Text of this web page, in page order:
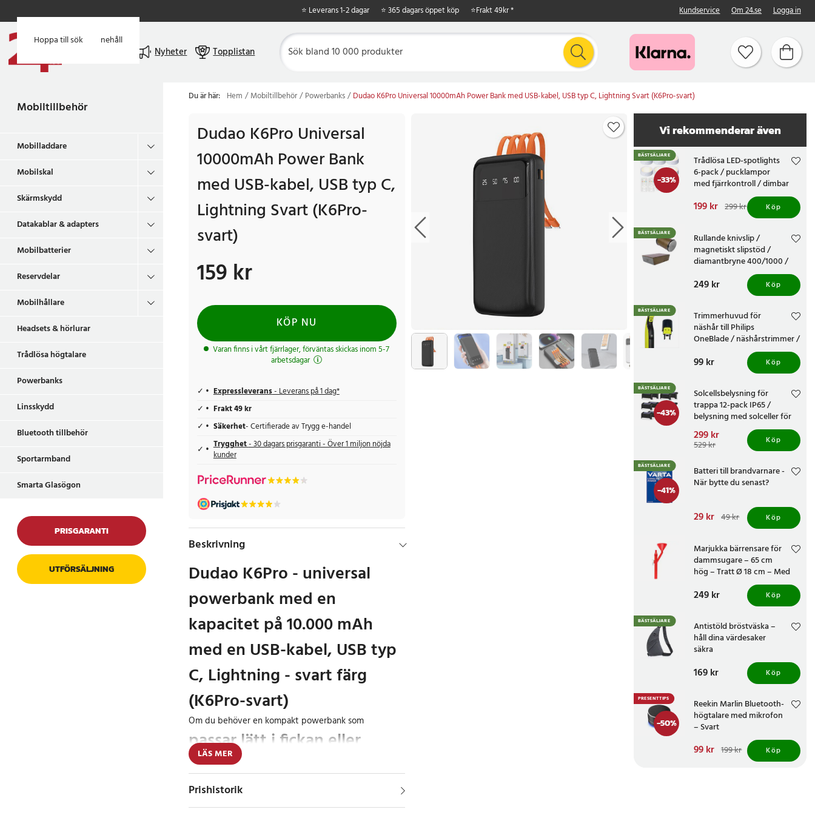
Hoppa till huvudinnehåll
Hoppa till sök
⭐ Leverans 1-2 dagar ⭐ 365 dagars öppet köp ⭐Frakt 49kr * Kundservice Om 24.se Logga in
Nyheter Topplistan
Mobiltillbehör
Mobilladdare
Mobilskal
Skärmskydd
Datakablar & adapters
Mobilbatterier
Reservdelar
Mobilhållare
Headsets & hörlurar
Trådlösa högtalare
Powerbanks
Linsskydd
Bluetooth tillbehör
Sportarmband
Smarta Glasögon
PRISGARANTI
UTFÖRSÄLJNING
Du är här: Hem Mobiltillbehör Powerbanks Dudao K6Pro Universal 10000mAh Power Bank med USB-kabel, USB typ C, Lightning Svart (K6Pro-svart)
Dudao K6Pro Universal
10000mAh Power Bank
med USB-kabel, USB typ C,
Lightning Svart (K6Pro-
svart)
Pris:159 kr
159 kr
KÖP NU
Varan finns i vårt fjärrlager, förväntas skickas inom 5-7
arbetsdagar
Expressleverans- Leverans på 1 dag*
Frakt 49 kr
Säkerhet- Certifierade av Trygg e-handel
Trygghet- 30 dagars prisgaranti - Över 1 miljon nöjda
kunder
Beskrivning
Dudao K6Pro - universal
powerbank med en
kapacitet på 10.000 mAh
med en USB-kabel, USB typ
C, Lightning - svart färg
(K6Pro-svart)
Om du behöver en kompakt powerbank som
passar lätt i fickan eller
väskan
, överväga Dudao K6Pro. Denna powerbank är
LÄS MER
Prishistorik
Vi rekommenderar även
-33%
BÄSTSÄLJARE
Trådlösa LED-spotlights
6-pack / pucklampor
med fjärrkontroll / dimbar
Nuvarande pris
Tidigare pris 299 kr
199 kr 299 kr Köp
BÄSTSÄLJARE
Rullande knivslip /
magnetiskt slipstöd /
diamantbryne 400/1000 /
knivvässare med fasta
vinklar
Pris:249 kr
249 kr Köp
BÄSTSÄLJARE
Trimmerhuvud för
näshår till Philips
OneBlade / näshårstrimmer /
nästrimmerhuvud
Pris:99 kr
99 kr Köp
-43%
BÄSTSÄLJARE
Solcellsbelysning för
trappa 12-pack IP65 /
belysning med solceller för
altan och staket /
trappbelysning
Nuvarande pris:
299 krTidigare pris :529 kr
299 kr
529 kr Köp
-41%
BÄSTSÄLJARE
Batteri till brandvarnare -
När bytte du senast?
Nuvarande pris
Tidigare pris 49 kr
29 kr 49 kr Köp
Marjukka bärrensare för
dammsugare – 65 cm
hög – Tratt Ø 18 cm – Med
två munstycken
Pris:249 kr
249 kr Köp
BÄSTSÄLJARE
Antistöld bröstväska –
håll dina värdesaker
säkra
Pris :169 kr
169 kr Köp
-50%
PRESENTTIPS
Reekin Marlin Bluetooth-
högtalare med mikrofon
– Svart
Nuvarande pris
Tidigare pris 199 kr
99 kr 199 kr Köp